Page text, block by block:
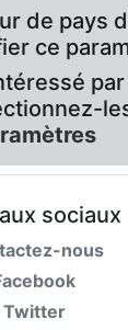
de pays
ce
sociaux
nous
Twitter